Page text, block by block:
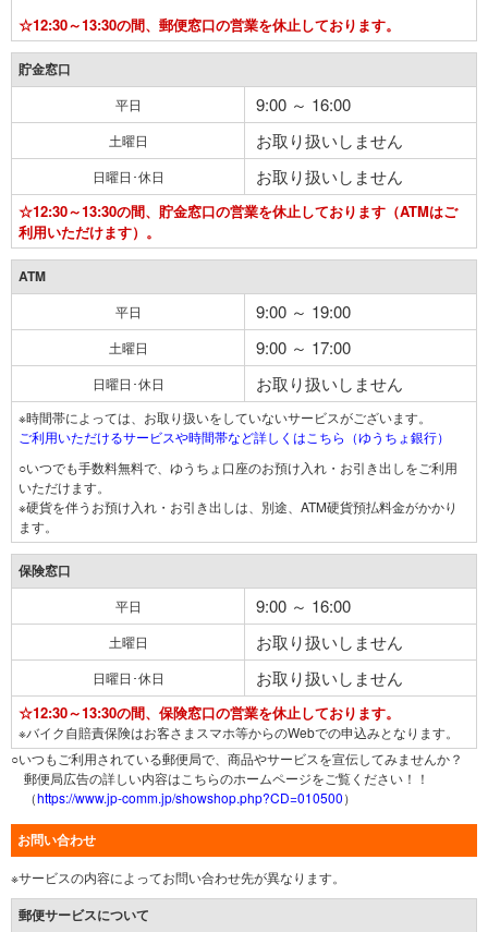
☆12:30～13:30の間、郵便窓口の営業を休止しております。
貯金窓口
平日 9:00 ～ 16:00
土曜日 お取り扱いしません
日曜日･休日 お取り扱いしません
☆12:30～13:30の間、貯金窓口の営業を休止しております（ATMはご
利用いただけます）。
ATM
平日 9:00 ～ 19:00
土曜日 9:00 ～ 17:00
日曜日･休日 お取り扱いしません
※時間帯によっては、お取り扱いをしていないサービスがございます。
ご利用いただけるサービスや時間帯など詳しくはこちら（ゆうちょ銀行）
○いつでも手数料無料で、ゆうちょ口座のお預け入れ・お引き出しをご利用
いただけます。
※硬貨を伴うお預け入れ・お引き出しは、別途、ATM硬貨預払料金がかかり
ます。
保険窓口
平日 9:00 ～ 16:00
土曜日 お取り扱いしません
日曜日･休日 お取り扱いしません
☆12:30～13:30の間、保険窓口の営業を休止しております。
※バイク自賠責保険はお客さまスマホ等からのWebでの申込みとなります。
○いつもご利用されている郵便局で、商品やサービスを宣伝してみませんか？
郵便局広告の詳しい内容はこちらのホームページをご覧ください！！
（https://www.jp-comm.jp/showshop.php?CD=010500）
お問い合わせ
※サービスの内容によってお問い合わせ先が異なります。
郵便サービスについて